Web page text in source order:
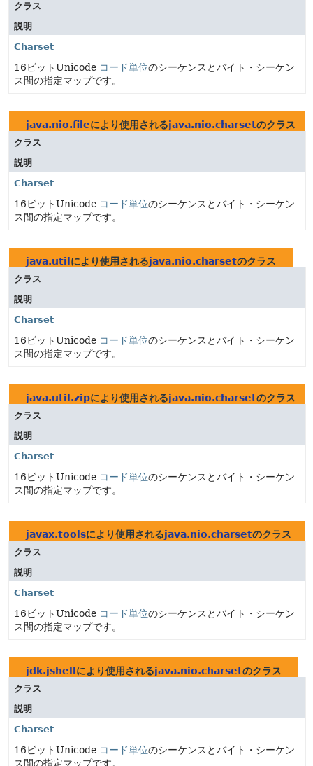
クラス
説明
Charset
16ビットUnicode コード単位のシーケンスとバイト・シーケン
ス間の指定マップです。
java.nio.fileにより使用されるjava.nio.charsetのクラス
クラス
説明
Charset
16ビットUnicode コード単位のシーケンスとバイト・シーケン
ス間の指定マップです。
java.util により使用されるjava.nio.charsetのクラス
クラス
説明
Charset
16ビットUnicode コード単位のシーケンスとバイト・シーケン
ス間の指定マップです。
java.util.zipにより使用されるjava.nio.charsetのクラス
クラス
説明
Charset
16ビットUnicode コード単位のシーケンスとバイト・シーケン
ス間の指定マップです。
javax.toolsにより使用されるjava.nio.charsetのクラス
クラス
説明
Charset
16ビットUnicode コード単位のシーケンスとバイト・シーケン
ス間の指定マップです。
jdk.jshell により使用されるjava.nio.charsetのクラス
クラス
説明
Charset
16ビットUnicode コード単位のシーケンスとバイト・シーケン
ス間の指定マップです。